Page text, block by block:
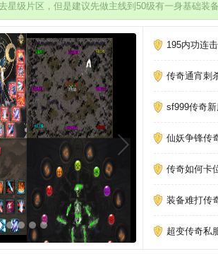
星级片区，但是建议先做主线到50级有一身基础装
注意他们的操作、决策和团队合作等方面，尝试模
195内功连
传奇通宵刺
sf999传奇
仙妖争锋传
传奇如何卡
装备难打传
超变传奇私